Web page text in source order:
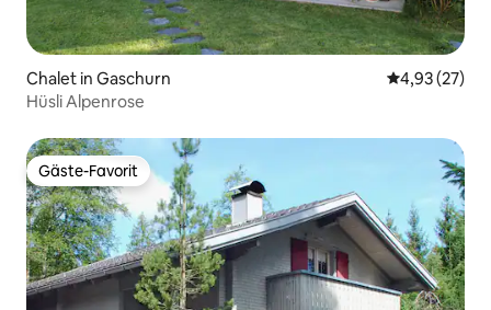
Chalet in Gaschurn
4,93 (27)
Hüsli Alpenrose
Gäste-Favorit
Gäste-Favorit